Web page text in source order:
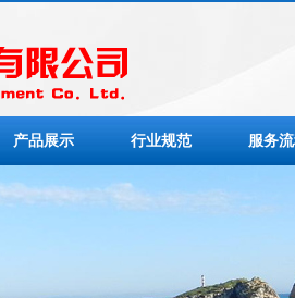
产品展示 行业规范 服务